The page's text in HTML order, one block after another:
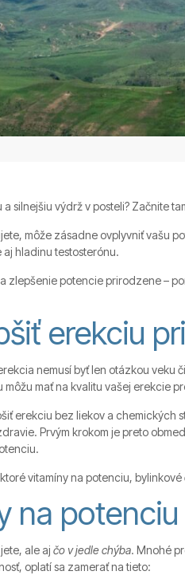
silnejšiu výdrž v posteli? Začnite
môže zásadne ovplyvniť vašu
hladinu testosterónu.
zlepšenie potencie prirodzene –
erekciu
nemusí byť len otázkou veku
mať na kvalitu vašej erekcie
erekciu bez liekov a
Prvým krokom je preto
vitamíny na potenciu,
na
jete, ale ajčo v jedle chýba. Mnohé
oplatí sa zamerať na tieto: